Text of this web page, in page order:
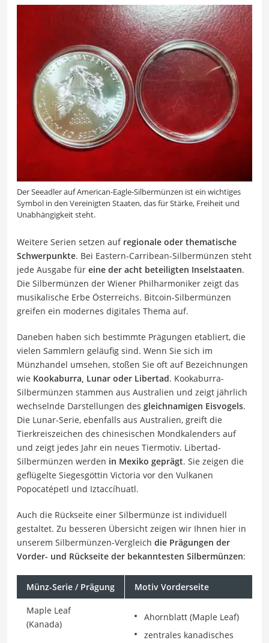
Der Seeadler auf American-Eagle-Silbermünzen ist ein wichtiges
Symbol in den Vereinigten Staaten, das für Stärke, Freiheit und
Unabhängigkeit steht.
Weitere Serien setzen auf regionale oder thematische
Schwerpunkte. Bei Eastern-Carribean-Silbermünzen steht
jede Ausgabe für eine der acht beteiligten Inselstaaten.
Die Silbermünzen der Wiener Philharmoniker zeigt das
musikalische Erbe Österreichs. Bitcoin-Silbermünzen
greifen ein modernes digitales Thema auf.
Daneben haben sich bestimmte Prägungen etabliert, die
vielen Sammlern geläufig sind. Wenn Sie sich im
Münzhandel umsehen, stoßen Sie oft auf Bezeichnungen
wie Kookaburra, Lunar oder Libertad. Kookaburra-
Silbermünzen stammen aus Australien und zeigt jährlich
wechselnde Darstellungen des gleichnamigen Eisvogels.
Die Lunar-Serie, ebenfalls aus Australien, greift die
Tierkreiszeichen des chinesischen Mondkalenders auf
und zeigt jedes Jahr ein neues Tiermotiv. Libertad-
Silbermünzen werden in Mexiko geprägt. Sie zeigen die
geflügelte Siegesgöttin Victoria vor den Vulkanen
Popocatépetl und Iztaccíhuatl.
Auch die Rückseite einer Silbermünze ist individuell
gestaltet. Zu besseren Übersicht zeigen wir Ihnen hier in
unserem Silbermünzen-Vergleich die Prägungen der
Vorder- und Rückseite der bekanntesten Silbermünzen:
Münz-Serie / Prägung Motiv Vorderseite
Maple Leaf
(Kanada)
Ahornblatt (Maple Leaf)
zentrales kanadisches